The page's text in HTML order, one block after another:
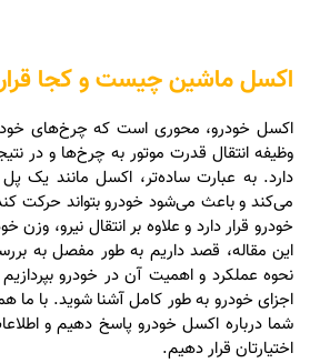
اکسل ماشین چیست و کجا قرار
اکسل خودرو، محوری است که چرخ‌های
وظیفه انتقال قدرت موتور به چرخ‌ها و در
دارد. به عبارت ساده‌تر، اکسل مانند یک
می‌کند و باعث می‌شود خودرو بتواند حرکت
خودرو قرار دارد و علاوه بر انتقال نیرو،
این مقاله، قصد داریم به طور مفصل به
نحوه عملکرد و اهمیت آن در خودرو
اجزای خودرو به طور کامل آشنا شوید. با ما
شما درباره اکسل خودرو پاسخ دهیم و
اختیارتان قرار دهیم.